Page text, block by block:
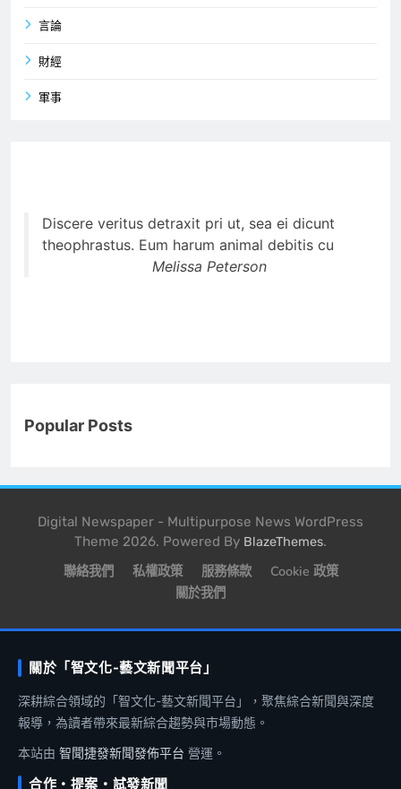
言論
財經
軍事
Discere veritus detraxit pri ut, sea ei dicunt
theophrastus. Eum harum animal debitis cu
Melissa Peterson
Popular Posts
Digital Newspaper - Multipurpose News WordPress
Theme 2026. Powered By BlazeThemes.
聯絡我們 私權政策 服務條款
Cookie 政策
關於我們
關於「智文化-藝文新聞平台」
深耕綜合領域的「智文化-藝文新聞平台」，聚焦綜合新聞與深度
報導，為讀者帶來最新綜合趨勢與市場動態。
本站由 智聞捷發新聞發佈平台 營運。
合作・提案・試發新聞